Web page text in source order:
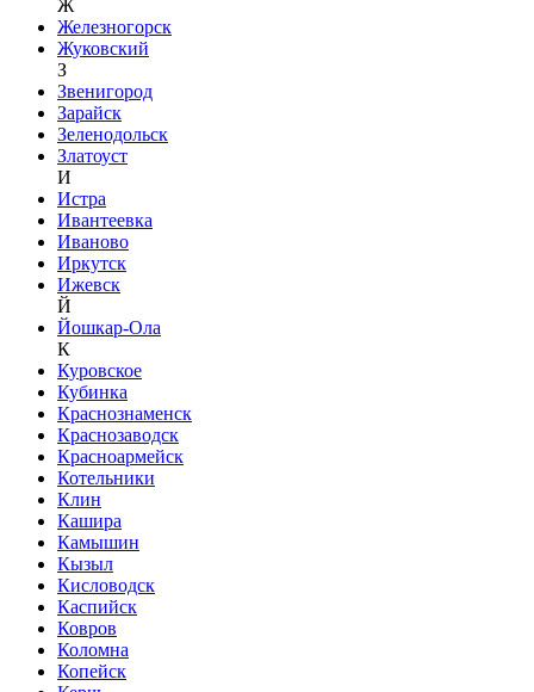
Ж
Железногорск
Жуковский
З
Звенигород
Зарайск
Зеленодольск
Златоуст
И
Истра
Ивантеевка
Иваново
Иркутск
Ижевск
Й
Йошкар-Ола
К
Куровское
Кубинка
Краснознаменск
Краснозаводск
Красноармейск
Котельники
Клин
Кашира
Камышин
Кызыл
Кисловодск
Каспийск
Ковров
Коломна
Копейск